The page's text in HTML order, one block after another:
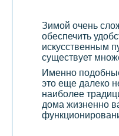
Зимой очень
обеспечить
искусственным
существует
Именно
это еще далеко
наиболее
дома жизненно